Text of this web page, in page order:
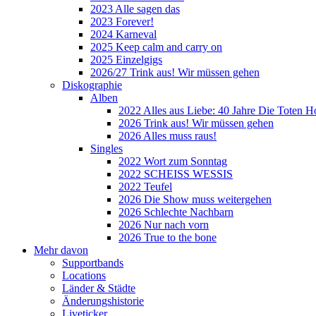
2023 Alle sagen das
2023 Forever!
2024 Karneval
2025 Keep calm and carry on
2025 Einzelgigs
2026/27 Trink aus! Wir müssen gehen
Diskographie
Alben
2022 Alles aus Liebe: 40 Jahre Die Toten
2026 Trink aus! Wir müssen gehen
2026 Alles muss raus!
Singles
2022 Wort zum Sonntag
2022 SCHEISS WESSIS
2022 Teufel
2026 Die Show muss weitergehen
2026 Schlechte Nachbarn
2026 Nur nach vorn
2026 True to the bone
Mehr davon
Supportbands
Locations
Länder & Städte
Änderungshistorie
Liveticker